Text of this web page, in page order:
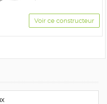
Voir ce constructeur